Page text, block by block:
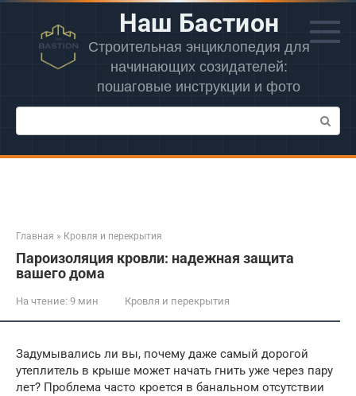
Перейти
контенту
Наш Бастион
Строительная энциклопедия для
начинающих созидателей:
пошаговые инструкции и фото
Поиск:
Главная » Кровля и перекрытия
Пароизоляция кровли: надежная защита
вашего дома
На чтение: 9 мин Кровля и перекрытия
Задумывались ли вы, почему даже самый дорогой
утеплитель в крыше может начать гнить уже через пару
лет? Проблема часто кроется в банальном отсутствии